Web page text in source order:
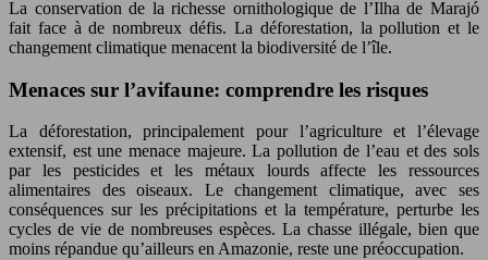
La conservation de la richesse ornithologique de l’Ilha de Marajó
fait face à de nombreux défis. La déforestation, la pollution et le
changement climatique menacent la biodiversité de l’île.
Menaces sur l’avifaune: comprendre les risques
La déforestation, principalement pour l’agriculture et l’élevage
extensif, est une menace majeure. La pollution de l’eau et des sols
par les pesticides et les métaux lourds affecte les ressources
alimentaires des oiseaux. Le changement climatique, avec ses
conséquences sur les précipitations et la température, perturbe les
cycles de vie de nombreuses espèces. La chasse illégale, bien que
moins répandue qu’ailleurs en Amazonie, reste une préoccupation.